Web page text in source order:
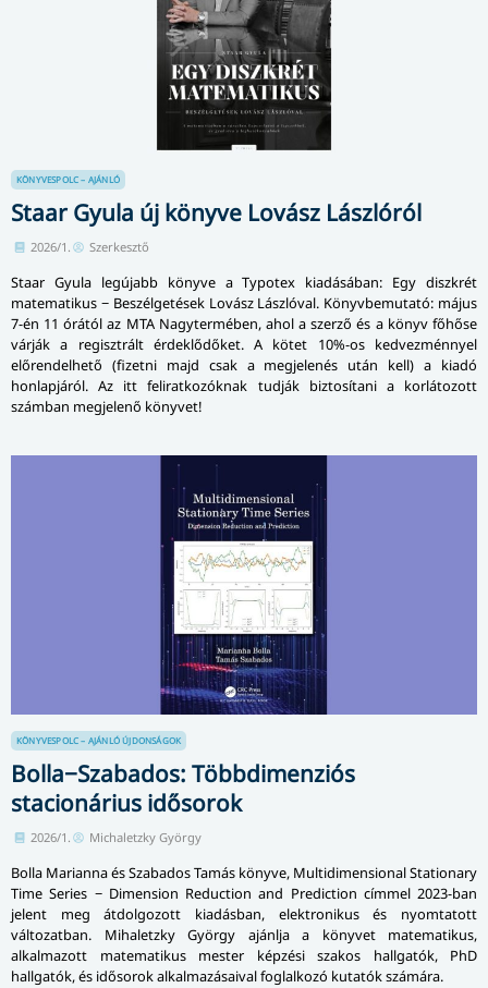
KÖNYVESPOLC – AJÁNLÓ
Staar Gyula új könyve Lovász Lászlóról
2026/1. Szerkesztő
Staar Gyula legújabb könyve a Typotex kiadásában: Egy diszkrét
matematikus − Beszélgetések Lovász Lászlóval. Könyvbemutató: május
7-én 11 órától az MTA Nagytermében, ahol a szerző és a könyv főhőse
várják a regisztrált érdeklődőket. A kötet 10%-os kedvezménnyel
előrendelhető (fizetni majd csak a megjelenés után kell) a kiadó
honlapjáról. Az itt feliratkozóknak tudják biztosítani a korlátozott
számban megjelenő könyvet!
KÖNYVESPOLC – AJÁNLÓ ÚJDONSÁGOK
Bolla−Szabados: Többdimenziós
stacionárius idősorok
2026/1. Michaletzky György
Bolla Marianna és Szabados Tamás könyve, Multidimensional Stationary
Time Series − Dimension Reduction and Prediction címmel 2023-ban
jelent meg átdolgozott kiadásban, elektronikus és nyomtatott
változatban. Mihaletzky György ajánlja a könyvet matematikus,
alkalmazott matematikus mester képzési szakos hallgatók, PhD
hallgatók, és idősorok alkalmazásaival foglalkozó kutatók számára.